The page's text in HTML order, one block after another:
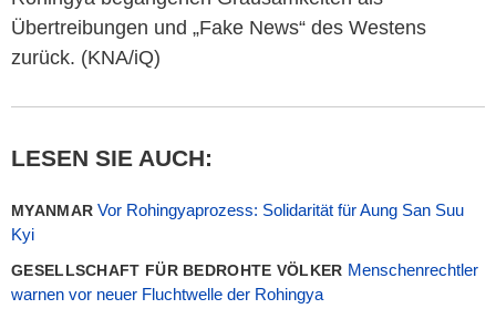
Übertreibungen und „Fake News“ des Westens
zurück. (KNA/iQ)
LESEN SIE AUCH:
MYANMARVor Rohingyaprozess: Solidarität für Aung San Suu
Kyi
GESELLSCHAFT FÜR BEDROHTE VÖLKER Menschenrechtler
warnen vor neuer Fluchtwelle der Rohingya